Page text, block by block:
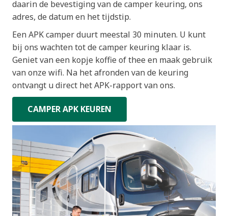
daarin de bevestiging van de camper keuring, ons
adres, de datum en het tijdstip.
Een APK camper duurt meestal 30 minuten. U kunt
bij ons wachten tot de camper keuring klaar is.
Geniet van een kopje koffie of thee en maak gebruik
van onze wifi. Na het afronden van de keuring
ontvangt u direct het APK-rapport van ons.
CAMPER APK KEUREN